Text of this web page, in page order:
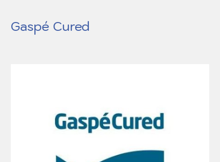
Gaspé Cured